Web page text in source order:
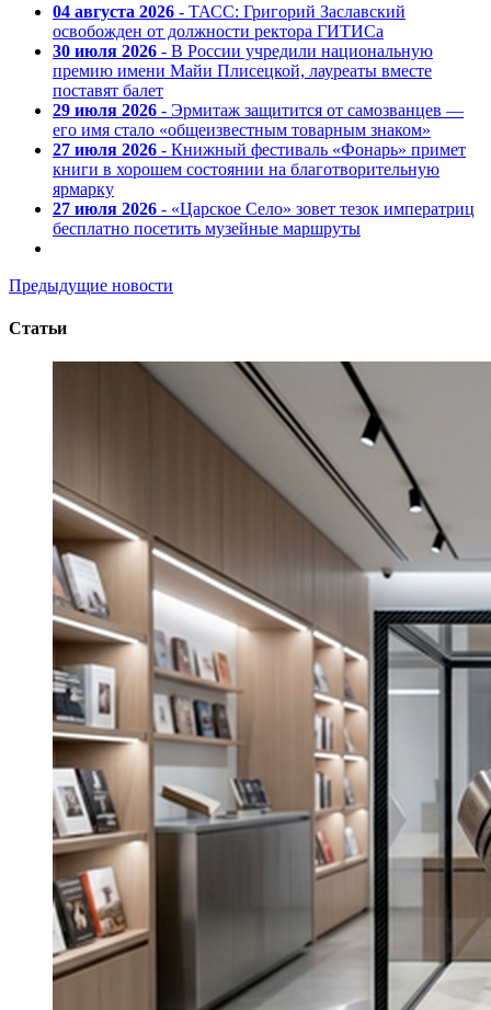
04 августа 2026 - ТАСС: Григорий Заславский
освобожден от должности ректора ГИТИСа
30 июля 2026 - В России учредили национальную
премию имени Майи Плисецкой, лауреаты вместе
поставят балет
29 июля 2026 - Эрмитаж защитится от самозванцев —
его имя стало «общеизвестным товарным знаком»
27 июля 2026 - Книжный фестиваль «Фонарь» примет
книги в хорошем состоянии на благотворительную
ярмарку
27 июля 2026 - «Царское Село» зовет тезок императриц
бесплатно посетить музейные маршруты
Предыдущие новости
Статьи